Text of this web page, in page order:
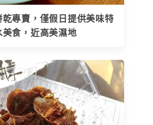
專賣，僅假日提供美味特
美食，近高美濕地